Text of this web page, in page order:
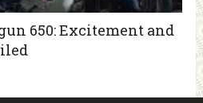
650: Excitement and